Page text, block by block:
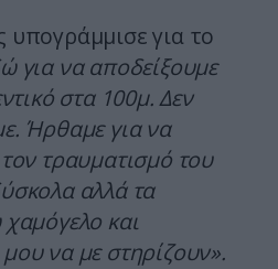
για το
για να αποδείξουμε
στα 100μ. Δεν
Ήρθαμε για να
τραυματισμό του
αλλά τα
και
να με στηρίζουν».